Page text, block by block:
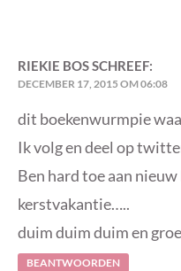
RIEKIE BOSSCHREEF:
DECEMBER 17, 2015 OM 06:08
dit boekenwurmpie
Ik volg en deel op
Ben hard toe aan
kerstvakantie…..
duim duim duim en
BEANTWOORDEN